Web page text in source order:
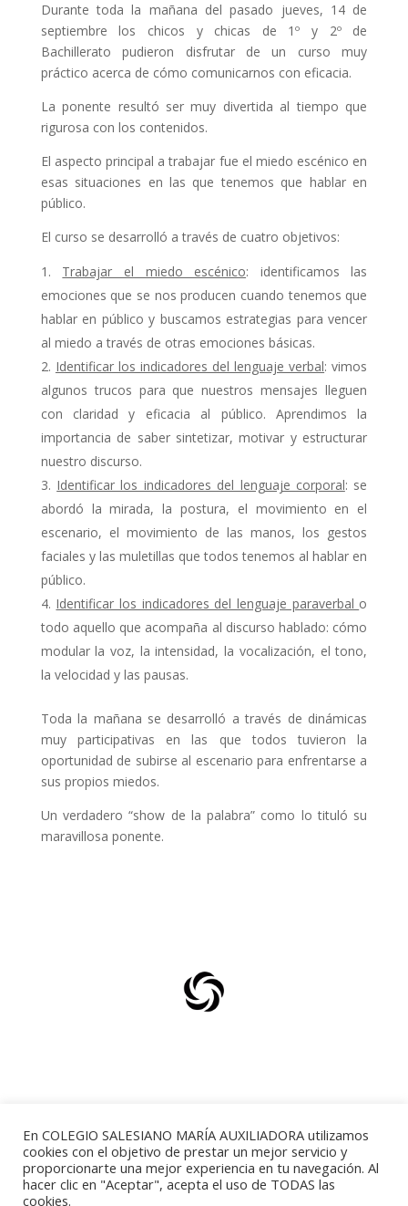
Durante toda la mañana del pasado jueves, 14 de
septiembre los chicos y chicas de 1º y 2º de
Bachillerato pudieron disfrutar de un curso muy
práctico acerca de cómo comunicarnos con eficacia.
La ponente resultó ser muy divertida al tiempo que
rigurosa con los contenidos.
El aspecto principal a trabajar fue el miedo escénico en
esas situaciones en las que tenemos que hablar en
público.
El curso se desarrolló a través de cuatro objetivos:
Trabajar el miedo escénico: identificamos las
emociones que se nos producen cuando tenemos que
hablar en público y buscamos estrategias para vencer
al miedo a través de otras emociones básicas.
Identificar los indicadores del lenguaje verbal: vimos
algunos trucos para que nuestros mensajes lleguen
con claridad y eficacia al público. Aprendimos la
importancia de saber sintetizar, motivar y estructurar
nuestro discurso.
Identificar los indicadores del lenguaje corporal: se
abordó la mirada, la postura, el movimiento en el
escenario, el movimiento de las manos, los gestos
faciales y las muletillas que todos tenemos al hablar en
público.
Identificar los indicadores del lenguaje paraverbal o
todo aquello que acompaña al discurso hablado: cómo
modular la voz, la intensidad, la vocalización, el tono,
la velocidad y las pausas.
Toda la mañana se desarrolló a través de dinámicas
muy participativas en las que todos tuvieron la
oportunidad de subirse al escenario para enfrentarse a
sus propios miedos.
Un verdadero “show de la palabra” como lo tituló su
maravillosa ponente.
En COLEGIO SALESIANO MARÍA AUXILIADORA utilizamos
cookies con el objetivo de prestar un mejor servicio y
proporcionarte una mejor experiencia en tu navegación. Al
hacer clic en "Aceptar", acepta el uso de TODAS las
cookies.